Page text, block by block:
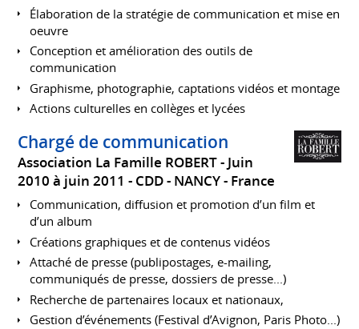
Élaboration de la stratégie de communication et mise en
oeuvre
Conception et amélioration des outils de
communication
Graphisme, photographie, captations vidéos et montage
Actions culturelles en collèges et lycées
Chargé de communication
Association La Famille ROBERT
Juin
2010 à juin 2011 CDD NANCY France
Communication, diffusion et promotion d’un film et
d’un album
Créations graphiques et de contenus vidéos
Attaché de presse (publipostages, e-mailing,
communiqués de presse, dossiers de presse...)
Recherche de partenaires locaux et nationaux,
Gestion d’événements (Festival d’Avignon, Paris Photo...)